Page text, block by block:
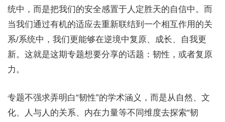
统中，而是把我们的安全感置于人定胜天的自信中。而
当我们通过有机的适应去重新联结到一个相互作用的关
系/系统中，我们更能够在逆境中复原、成长、自我更
新。这就是这期专题想要分享的话题：韧性，或者复原
力。
专题不强求弄明白“韧性”的学术涵义，而是从自然、文
化、人与人的关系、内在力量等不同维度去探索“韧